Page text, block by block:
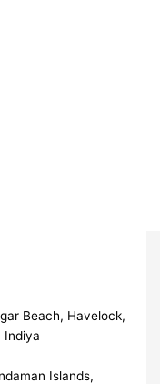
Beach, Havelock,
Islands,